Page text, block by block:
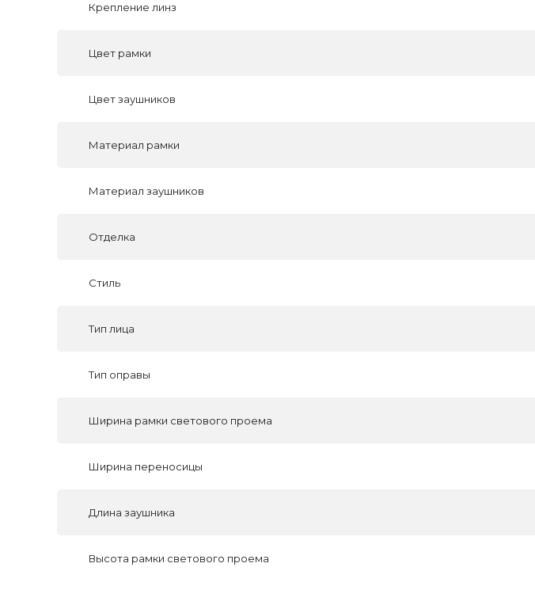
Крепление линз
Цвет рамки
Цвет заушников
Материал рамки
Материал заушников
Отделка
Стиль
Тип лица
Тип оправы
Ширина рамки светового проема
Ширина переносицы
Длина заушника
Высота рамки светового проема